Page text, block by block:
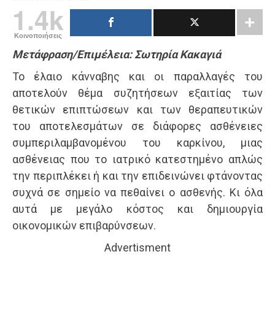
1.4k
Κοινοποιήσεις
Μετάφραση/Επιμέλεια: Σωτηρία Κακαγιά
Το έλαιο κάνναβης και οι παραλλαγές του
αποτελούν θέμα συζητήσεων εξαιτίας των
θετικών επιπτώσεων και των θεραπευτικών
του αποτελεσμάτων σε διάφορες ασθένειες
συμπεριλαμβανομένου του καρκίνου, μιας
ασθένειας που το ιατρικό κατεστημένο απλώς
την περιπλέκει ή και την επιδεινώνει φτάνοντας
συχνά σε σημείο να πεθαίνει ο ασθενής. Κι όλα
αυτά με μεγάλο κόστος και δημιουργία
οικονομικών επιβαρύνσεων.
Advertisment